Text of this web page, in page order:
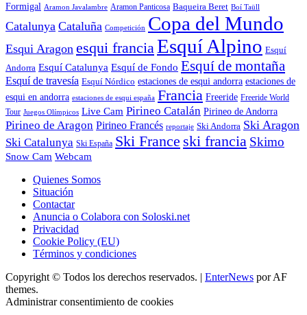
Formigal Aramon Javalambre Aramon Panticosa Baqueira Beret Boí Taüll
Catalunya Cataluña Competición Copa del Mundo
Esqui Aragon esqui francia Esquí Alpino Esquí
Andorra Esquí Catalunya Esquí de Fondo Esquí de montaña
Esquí de travesía Esquí Nórdico estaciones de esqui andorra estaciones de
esqui en andorra estaciones de esqui españa Francia Freeride Freeride World
Tour Juegos Olímpicos Live Cam Pirineo Catalán Pirineo de Andorra
Pirineo de Aragon Pirineo Francés reportaje Ski Andorra Ski Aragon
Ski Catalunya Ski España Ski France ski francia Skimo
Snow Cam Webcam
Quienes Somos
Situación
Contactar
Anuncia o Colabora con Soloski.net
Privacidad
Cookie Policy (EU)
Términos y condiciones
Copyright © Todos los derechos reservados. | EnterNews por AF
themes.
Administrar consentimiento de cookies